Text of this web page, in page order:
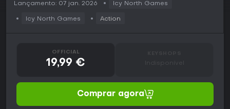
Lançamento: 07 jan. 2026 Icy North Games
Icy North Games Action
OFFICIAL
19,99 € Indisponível
Comprar agora